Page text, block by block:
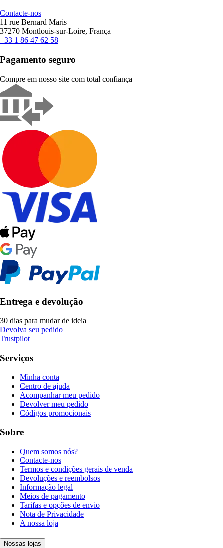
Contacte-nos
11 rue Bernard Maris
37270 Montlouis-sur-Loire, França
+33 1 86 47 62 58
Pagamento seguro
Compre em nosso site com total confiança
Entrega e devolução
30 dias para mudar de ideia
Devolva seu pedido
Trustpilot
Serviços
Minha conta
Centro de ajuda
Acompanhar meu pedido
Devolver meu pedido
Códigos promocionais
Sobre
Quem somos nós?
Contacte-nos
Termos e condições gerais de venda
Devoluções e reembolsos
Informação legal
Meios de pagamento
Tarifas e opções de envio
Nota de Privacidade
A nossa loja
Nossas lojas